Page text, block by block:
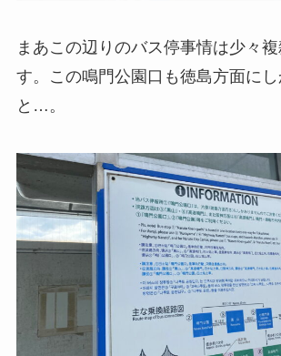
まあこの辺りのバス停事情は少々
す。この鳴門公園口も徳島方面にし
と…。